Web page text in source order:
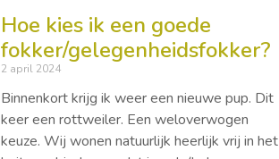
Hoe kies ik een goede
fokker/gelegenheidsfokker?
2 april 2024
Binnenkort krijg ik weer een nieuwe pup. Dit
keer een rottweiler. Een weloverwogen
keuze. Wij wonen natuurlijk heerlijk vrij in het